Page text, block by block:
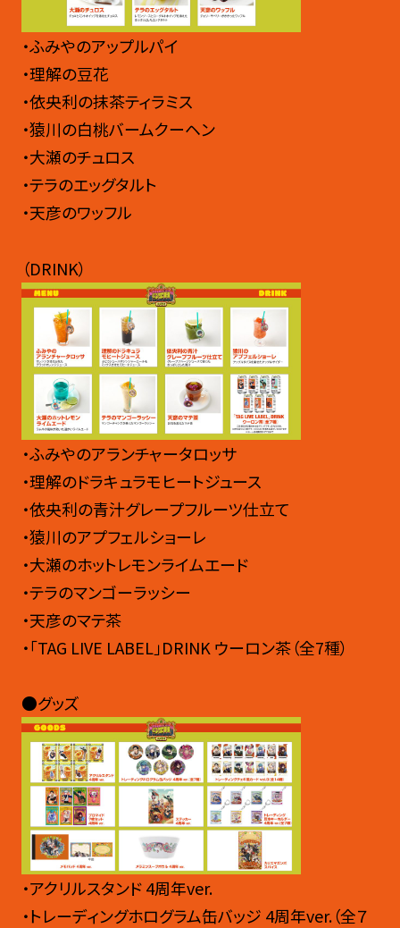
・ふみやのアップルパイ
・理解の豆花
・依央利の抹茶ティラミス
・猿川の白桃バームクーヘン
・大瀬のチュロス
・テラのエッグタルト
・天彦のワッフル
（DRINK）
・ふみやのアランチャータロッサ
・理解のドラキュラモヒートジュース
・依央利の青汁グレープフルーツ仕立て
・猿川のアプフェルショーレ
・大瀬のホットレモンライムエード
・テラのマンゴーラッシー
・天彦のマテ茶
・「TAG LIVE LABEL」DRINK ウーロン茶（全7種）
●グッズ
・アクリルスタンド 4周年ver.
・トレーディングホログラム缶バッジ 4周年ver.（全７